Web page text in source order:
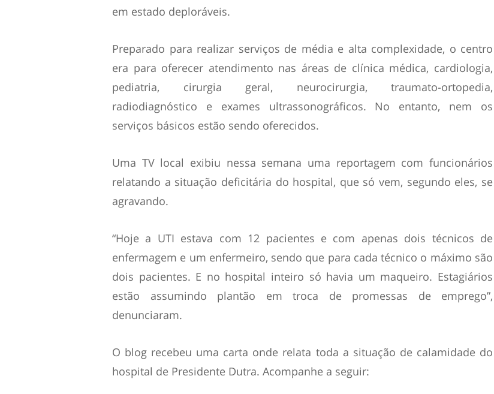
em estado deploráveis.
Preparado para realizar serviços de média e alta complexidade, o centro
era para oferecer atendimento nas áreas de clínica médica, cardiologia,
pediatria, cirurgia geral, neurocirurgia, traumato-ortopedia,
radiodiagnóstico e exames ultrassonográficos. No entanto, nem os
serviços básicos estão sendo oferecidos.
Uma TV local exibiu nessa semana uma reportagem com funcionários
relatando a situação deficitária do hospital, que só vem, segundo eles, se
agravando.
“Hoje a UTI estava com 12 pacientes e com apenas dois técnicos de
enfermagem e um enfermeiro, sendo que para cada técnico o máximo são
dois pacientes. E no hospital inteiro só havia um maqueiro. Estagiários
estão assumindo plantão em troca de promessas de emprego”,
denunciaram.
O blog recebeu uma carta onde relata toda a situação de calamidade do
hospital de Presidente Dutra. Acompanhe a seguir: